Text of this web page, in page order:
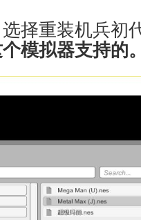
择重装机兵初
模拟器支持的